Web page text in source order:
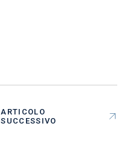
ARTICOLO
SUCCESSIVO